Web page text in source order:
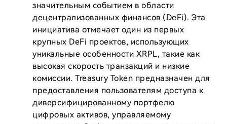
значительным событием в области
децентрализованных финансов (DeFi). Эта
инициатива отмечает один из первых
крупных DeFi проектов, использующих
уникальные особенности XRPL, такие как
высокая скорость транзакций и низкие
комиссии. Treasury Token предназначен для
предоставления пользователям доступа к
диверсифицированному портфелю
цифровых активов, управляемому